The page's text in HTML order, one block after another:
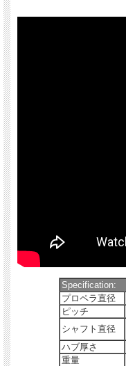
Specification:
プロペラ直径
ピッチ
シャフト直径
ハブ厚さ
重量